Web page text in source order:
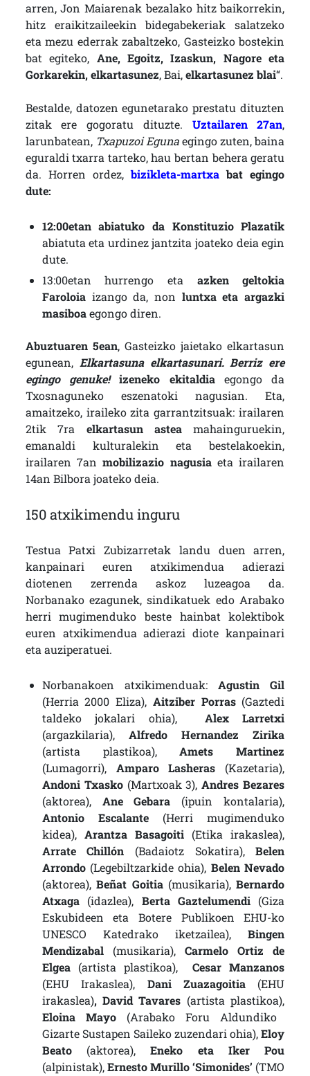
arren, Jon Maiarenak bezalako hitz baikorrekin,
hitz eraikitzaileekin bidegabekeriak salatzeko
eta mezu ederrak zabaltzeko, Gasteizko bostekin
bat egiteko, Ane, Egoitz, Izaskun, Nagore eta
Gorkarekin, elkartasunez, Bai,elkartasunez blai“.
Bestalde, datozen egunetarako prestatu dituzten
zitak ere gogoratu dituzte. Uztailaren 27an,
larunbatean, Txapuzoi Egunaegingo zuten, baina
eguraldi txarra tarteko, hau bertan behera geratu
da. Horren ordez,bizikleta-martxa bat egingo
dute:
12:00etan abiatuko da Konstituzio Plazatik
abiatuta eta urdinez jantzita joateko deia egin
dute.
13:00etan hurrengo eta azken geltokia
Faroloiaizango da, non luntxa eta argazki
masiboaegongo diren.
Abuztuaren 5ean, Gasteizko jaietako elkartasun
egunean, Elkartasuna elkartasunari. Berriz ere
egingo genuke!izeneko ekitaldiaegongo da
Txosnaguneko eszenatoki nagusian. Eta,
amaitzeko, iraileko zita garrantzitsuak: irailaren
2tik 7ra elkartasun asteamahainguruekin,
emanaldi kulturalekin eta bestelakoekin,
irailaren 7anmobilizazio nagusiaeta irailaren
14an Bilbora joateko deia.
150 atxikimendu inguru
Testua Patxi Zubizarretak landu duen arren,
kanpainari euren atxikimendua adierazi
diotenen zerrenda askoz luzeagoa da.
Norbanako ezagunek, sindikatuek edo Arabako
herri mugimenduko beste hainbat kolektibok
euren atxikimendua adierazi diote kanpainari
eta auziperatuei.
Norbanakoen atxikimenduak:Agustin Gil
(Herria 2000 Eliza), Aitziber Porras(Gaztedi
taldeko jokalari ohia), Alex Larretxi
(argazkilaria), Alfredo Hernandez Zirika
(artista plastikoa),Amets Martinez
(Lumagorri), Amparo Lasheras (Kazetaria),
Andoni Txasko(Martxoak 3),Andres Bezares
(aktorea),Ane Gebara (ipuin kontalaria),
Antonio Escalante(Herri mugimenduko
kidea), Arantza Basagoiti (Etika irakaslea),
Arrate Chillón (Badaiotz Sokatira),Belen
Arrondo(Legebiltzarkide ohia), Belen Nevado
(aktorea),Beñat Goitia(musikaria),Bernardo
Atxaga(idazlea), Berta Gaztelumendi(Giza
Eskubideen eta Botere Publikoen EHU-ko
UNESCO Katedrako iketzailea),Bingen
Mendizabal(musikaria), Carmelo Ortiz de
Elgea(artista plastikoa),Cesar Manzanos
(EHU Irakaslea), Dani Zuazagoitia(EHU
irakaslea), David Tavares (artista plastikoa),
Eloina Mayo(Arabako Foru Aldundiko
Gizarte Sustapen Saileko zuzendari ohia),Eloy
Beato(aktorea),Eneko eta Iker Pou
(alpinistak),Ernesto Murillo ‘Simonides’ (TMO